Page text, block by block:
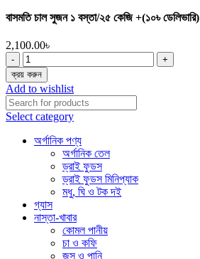
বাসমতি চাল সুজন ১ বস্তা/২৫ কেজি +(১০৳ ডেলিভারি)
2,100.00৳
বাসমতি
চাল
সুজন
১
বস্তা/
২৫
+
ডেলিভারি)
quantity
ক্রয় করুন
Add to wishlist
Select category
অর্গানিক পণ্য
অর্গানিক তেল
ড্রাই ফুডস
ড্রাই ফুডস মিনিপ্যাক
মধু, ঘি ও টক দই
গ্যাস
নাস্তা-খাবার
কোমল পানীয়
চা ও কফি
জুস ও পানি